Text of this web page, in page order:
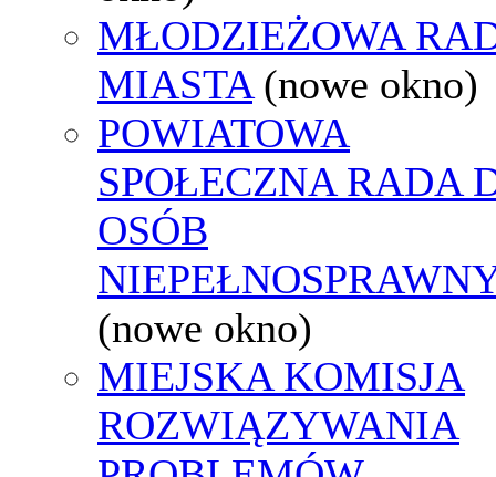
MŁODZIEŻOWA
MIASTA (nowe okno)
POWIATOWA
SPOŁECZNA RADA
OSÓB
(nowe okno)
MIEJSKA KOMISJA
ROZWIĄZYWANIA